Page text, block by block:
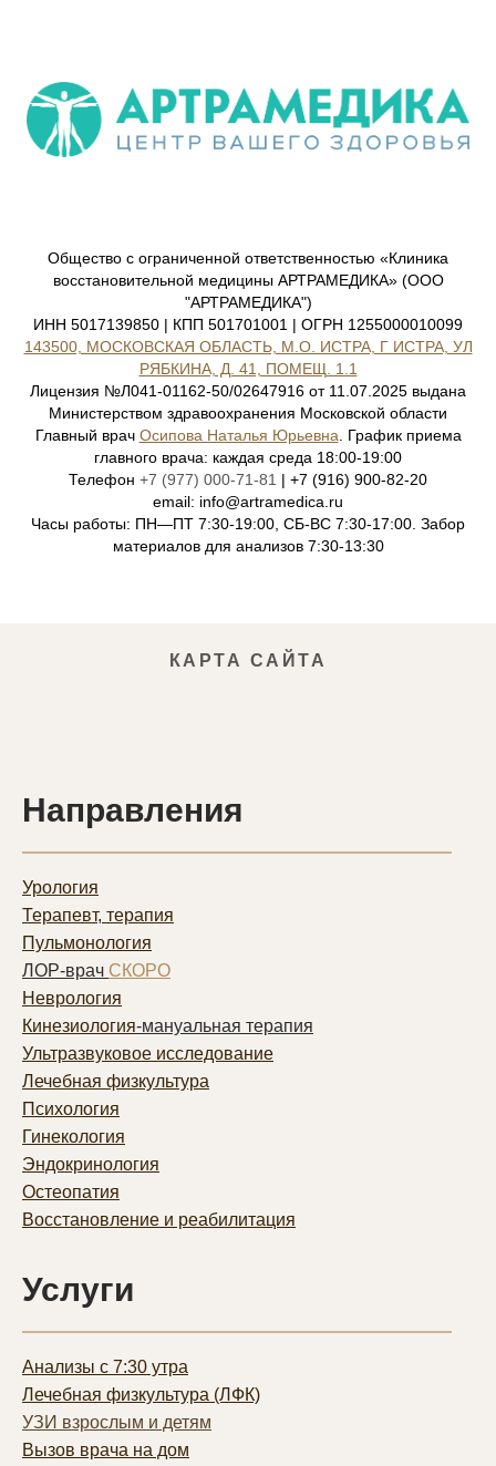
Общество с ограниченной ответственностью «Клиника
восстановительной медицины АРТРАМЕДИКА» (ООО
"АРТРАМЕДИКА")
ИНН 5017139850 | КПП 501701001 | ОГРН 1255000010099
143500, МОСКОВСКАЯ ОБЛАСТЬ, М.О. ИСТРА, Г ИСТРА, УЛ
РЯБКИНА, Д. 41, ПОМЕЩ. 1.1
Лицензия №Л041-01162-50/02647916 от 11.07.2025 выдана
Министерством здравоохранения Московской области
Главный врач Осипова Наталья Юрьевна . График приема
главного врача: каждая среда 18:00-19:00
Телефон +7 (977) 000-71-81 | +7 (916) 900-82-20
email: info@artramedica.ru
Часы работы: ПН—ПТ 7:30-19:00, СБ-ВС 7:30-17:00. Забор
материалов для анализов 7:30-13:30
КАРТА САЙТА
Направления
Урология
Терапевт, терапия
Пульмонология
ЛОР-врач СКОРО
Неврология
Кинезиология-мануальная терапия
Ультразвуковое исследование
Лечебная физкультура
Психология
Гинекология
Эндокринология
Остеопатия
Восстановление и реабилитация
Услуги
Анализы с 7:30 утра
Лечебная физкультура (ЛФК)
УЗИ взрослым и детям
Вызов врача на дом